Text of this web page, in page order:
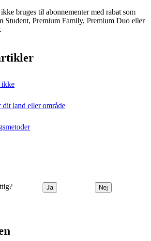
bruges til abonnementer med rabat som
Student, Premium Family, Premium Duo eller
ikke
land eller område
Ja Nej